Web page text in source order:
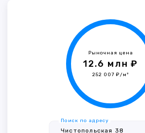
Рыночная цена
12.6 млн ₽
252 007 ₽/м²
Поиск по адресу